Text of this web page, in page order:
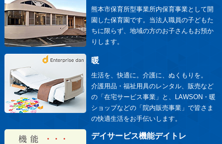
熊本市保育所型事業所内保育事業として開
園した保育園です。当法人職員の子どもた
ちに限らず、地域の方のお子さんもお預か
りします。
暖
生活を、快適に。介護に、ぬくもりを。
介護用品・福祉用具のレンタル、販売など
の「在宅サービス事業」と、LAWSON・暖
ショップなどの「院内販売事業」で皆さま
の快適生活をお手伝いします。
デイサービス機能デイトレ